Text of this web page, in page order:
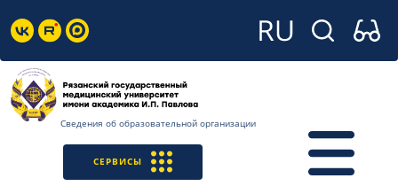
Сведения об образовательной организации
СЕРВИСЫ